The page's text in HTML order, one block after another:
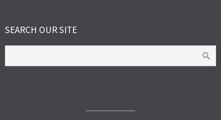
SEARCH OUR SITE